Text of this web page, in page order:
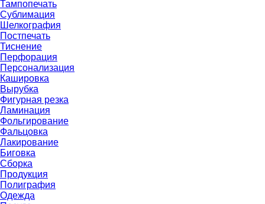
Тампопечать
Сублимация
Шелкография
Постпечать
Тиснение
Перфорация
Персонализация
Кашировка
Вырубка
Фигурная резка
Ламинация
Фольгирование
Фальцовка
Лакирование
Биговка
Сборка
Продукция
Полиграфия
Одежда